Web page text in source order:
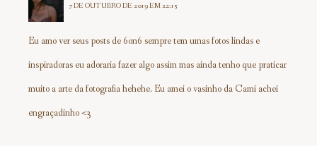
7 DE OUTUBRO DE 2019 EM 22:15
Eu amo ver seus posts de 6on6 sempre tem umas fotos lindas e
inspiradoras eu adoraria fazer algo assim mas ainda tenho que praticar
muito a arte da fotografia hehehe. Eu amei o vasinho da Cami achei
engraçadinho <3